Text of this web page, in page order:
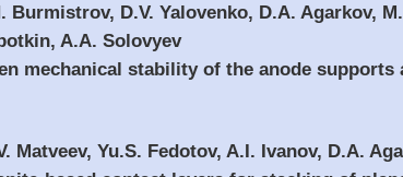
Burmistrov, D.V. Yalovenko, D.A. Agarkov,
A.A. Solovyev
mechanical stability of the anode
Matveev, Yu.S. Fedotov, A.I. Ivanov, D.A.